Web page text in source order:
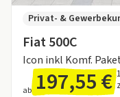
Fiat 500C
Icon inkl Komf.
Privat- &
ab 197,55 €